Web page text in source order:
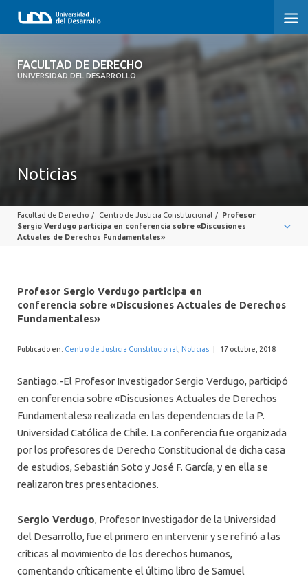
FACULTAD DE DERECHO
UNIVERSIDAD DEL DESARROLLO
FACULTAD DE DERECHO
SOBRE LA FACULTAD
PROFESORES
INTERNACIONAL
Noticias
Facultad de Derecho / Centro de Justicia Constitucional / Profesor
Sergio Verdugo participa en conferencia sobre «Discusiones
Actuales de Derechos Fundamentales»
Profesor Sergio Verdugo participa en
conferencia sobre «Discusiones Actuales de Derechos
Fundamentales»
Publicado en: Centro de Justicia Constitucional Noticias 17 octubre, 2018
Santiago.-El Profesor InvestigadorSergio Verdugo, participó
en conferencia sobre «Discusiones Actuales de Derechos
Fundamentales» realizada en las dependencias de la P.
Universidad Católica de Chile. La conferencia fue organizada
por los profesores de Derecho Constitucional de dicha casa
de estudios, Sebastián Soto y José F. García, y en ella se
realizaron tres presentaciones.
Sergio Verdugo, Profesor Investigador de la Universidad
del Desarrollo, fue el primero en intervenir y se refirió a las
críticas al movimiento de los derechos humanos,
comentando críticamente el último libro de Samuel